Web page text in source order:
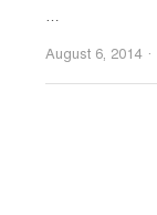
…
August 6, 2014